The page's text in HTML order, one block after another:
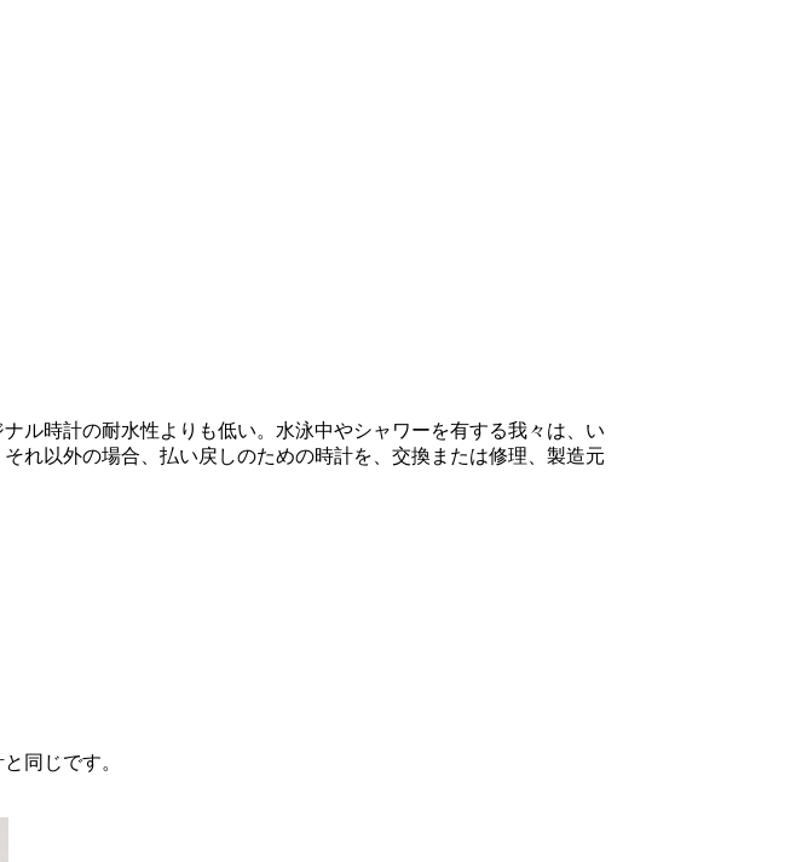
ル時計の耐水性よりも低い。水泳中やシャワーを有する我々は、い
れ以外の場合、払い戻しのための時計を、交換または修理、製造元
同じです。